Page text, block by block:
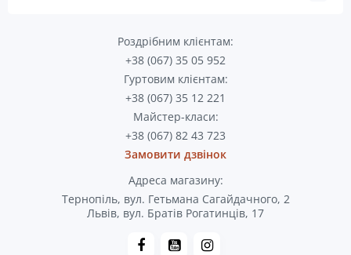
Роздрібним клієнтам:
+38 (067) 35 05 952
Гуртовим клієнтам:
+38 (067) 35 12 221
Майстер-класи:
+38 (067) 82 43 723
Замовити дзвінок
Адреса магазину:
Тернопіль, вул. Гетьмана Сагайдачного, 2
Львів, вул. Братів Рогатинців, 17